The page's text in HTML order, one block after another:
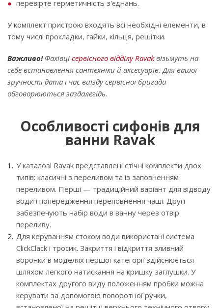
перевірте герметичність з'єднань.
У комплект пристрою входять всі необхідні елементи, в
тому числі прокладки, гайки, кільця, решітки.
Важливо! Фахівці сервісного відділу Ravakвізьмуть на
себе встановлення сантехніки й аксесуарів. Для вашої
зручності дата і час виїзду сервісної бригади
обговорюються заздалегідь.
Особливості сифонів для
ванни Ravak
У каталозі Ravak представлені стічні комплекти двох
типів: класичні з переливом та із заповненням
переливом. Перші — традиційний варіант для відводу
води і попередження переповнення чаші. Другі
забезпечують набір води в ванну через отвір
переливу.
Для керуванням стоком води використані система
ClickClack і тросик. Закриття і відкриття зливний
воронки в моделях першої категорії здійснюється
шляхом легкого натискання на кришку заглушки. У
комплектах другого виду положенням пробки можна
керувати за допомогою поворотної ручки,